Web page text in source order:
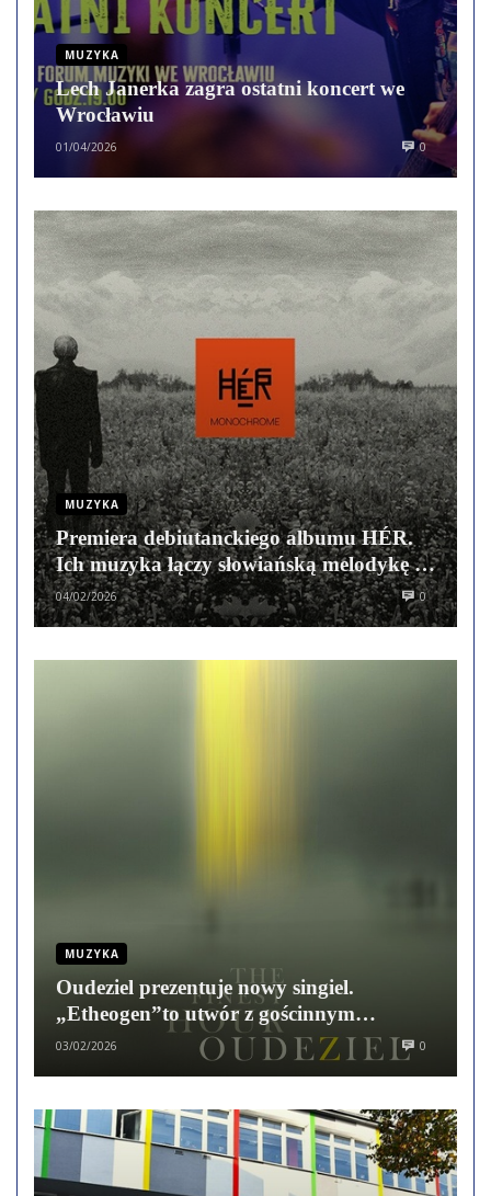
MUZYKA
Lech Janerka zagra ostatni koncert we
Wrocławiu
01/04/2026 0
MUZYKA
Premiera debiutanckiego albumu HÉR.
Ich muzyka łączy słowiańską melodykę ze
skandynawskim klimatem
04/02/2026 0
MUZYKA
Oudeziel prezentuje nowy singiel.
„Etheogen”to utwór z gościnnym
udziałem Justina Turka
03/02/2026 0